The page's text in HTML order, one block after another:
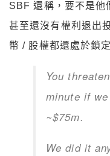
SBF 還稱，要不是他
甚至還沒有權利退出
幣 / 股權都還處於鎖
You
minute if
~$75m.
We did it